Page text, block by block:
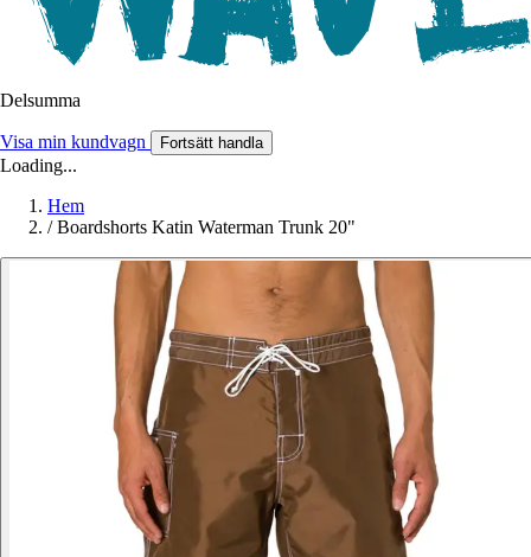
Delsumma
Visa min kundvagn Fortsätt handla
Loading...
Hem
/ Boardshorts Katin Waterman Trunk 20"